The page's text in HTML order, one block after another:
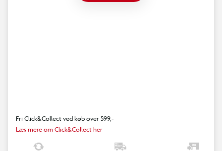
Fri Click&Collect ved køb over 599,-
Læs mere om Click&Collect her